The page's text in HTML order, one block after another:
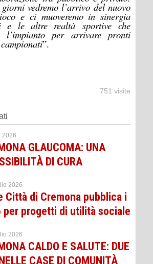
vedremo l’arrivo del nuovo
e ci muoveremo in sinergia
e le altre realtà sportive che
l’impianto per arrivare pronti
”.
751 visite
2026
GLAUCOMA: UNA
DI CURA
2026
Città di Cremona pubblica i
per progetti di utilità sociale
2026
CALDO E SALUTE: DUE
CASE DI COMUNITÀ